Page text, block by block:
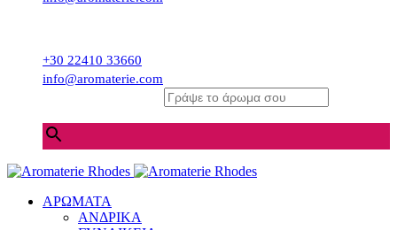
+30 22410 33660
info@aromaterie.com
ΑΡΩΜΑΤΑ
ΑΝΔΡΙΚΑ